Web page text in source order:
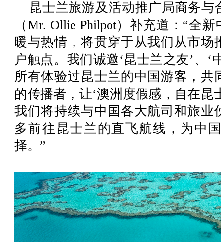
昆士兰旅游及活动推广局商务
（Mr. Ollie Philpot）补充道：“全
暖与热情，将贯穿于从我们从市场
户触点。我们诚邀‘昆士兰之友’、‘
所有体验过昆士兰的中国游客，共
的传播者，让‘澳洲度假感，自在昆
我们将持续与中国各大航司和旅业
多前往昆士兰的直飞航线，为中
择。”